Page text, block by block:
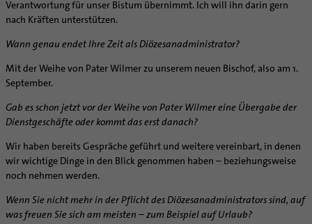
Verantwortung für unser Bistum übernimmt. Ich will ihn darin gern
nach Kräften unterstützen.
Wann genau endet Ihre Zeit als Diözesanadministrator?
Mit der Weihe von Pater Wilmer zu unserem neuen Bischof, also am 1.
September.
Gab es schon jetzt vor der Weihe von Pater Wilmer eine Übergabe der
Dienstgeschäfte oder kommt das erst danach?
Wir haben bereits Gespräche geführt und weitere vereinbart, in denen
wir wichtige Dinge in den Blick genommen haben – beziehungsweise
noch nehmen werden.
Wenn Sie nicht mehr in der Pflicht des Diö­zesanadministrators sind, auf
was freuen Sie sich am meisten – zum Beispiel auf Urlaub?